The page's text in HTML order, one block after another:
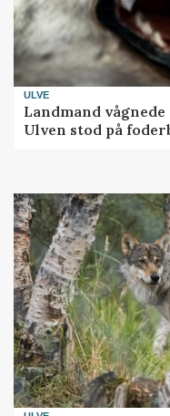
ULVE
Landmand
Ulven stod på